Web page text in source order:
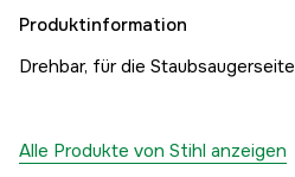
Produktinformation
Drehbar, für die Staubsaugerseite
Alle Produkte von Stihl anzeigen